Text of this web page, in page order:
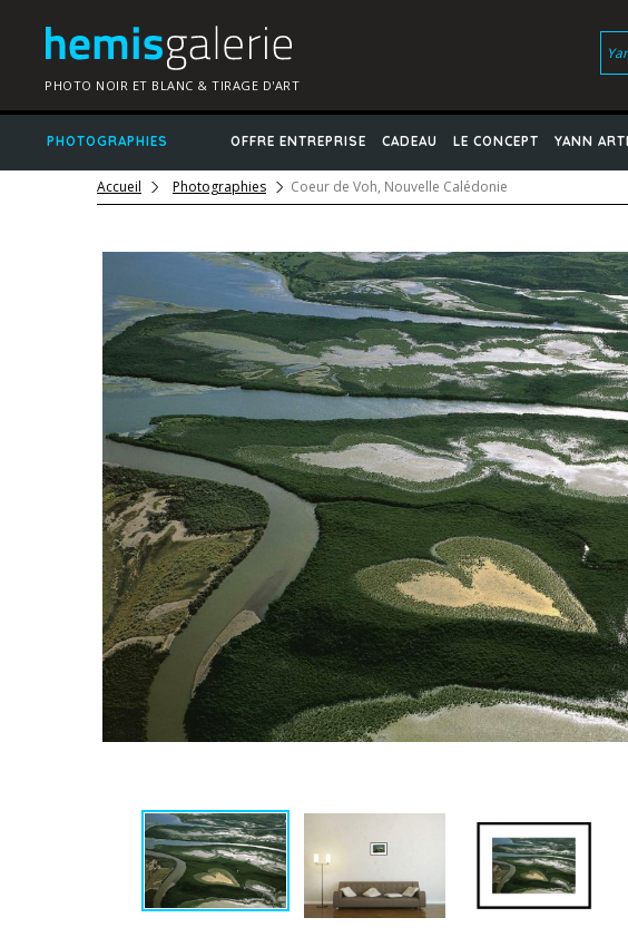
PHOTO NOIR ET BLANC & TIRAGE D'ART
PHOTOGRAPHIES OFFRE ENTREPRISE CADEAU LE CONCEPT YANN
Accueil Photographies Coeur de Voh, Nouvelle Calédonie